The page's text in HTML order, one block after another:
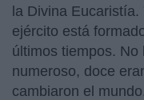
la Divina
ejército está
últimos tiempos.
numeroso, doce
cambiaron el mundo.